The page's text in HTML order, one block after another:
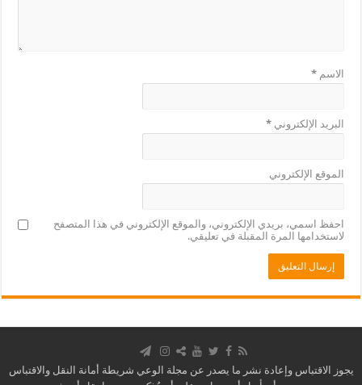
الاسم*
البريد الإلكتروني*
الموقع الإلكتروني
احفظ اسمي، بريدي الإلكتروني، والموقع الإلكتروني في هذا المتصفح
لاستخدامها المرة المقبلة في تعليقي.
يجوز الاقتباس وإعادة نشر ما يصدر عن مجلة الوعي شريطة أمانة النقل والاقتباس